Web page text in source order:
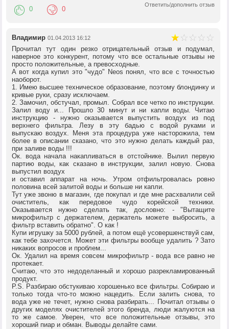
Ответить/дополнить отзыв
0 0
Владимир 01.04.2013 16:12
Прочитал тут один резко отрицательный отзыв и подумал,
наверное это конкурент, потому что все остальные отзывы не
просто положительные, а превосходные.
А вот когда купил это "чудо" Neos понял, что все с точностью
наоборот.
1. Имею высшее техническое образование, поэтому блондинку и
кривые руки, сразу исключаем.
2. Замочил, обстучал, промыл. Собрал все четко по инструкции.
Залил воду и... Прошло 30 минут и ни капли воды. Читаю
инструкцию - нужно оказывается выпустить воздух из под
верхнего фильтра. Лезу в эту бадью с водой руками и
выпускаю воздух. Меня эта процедура уже насторожила, тем
более в описании сказано, что это нужно делать каждый раз,
при заливе воды !!!
Ок. вода начала накапливаться в отстойнике. Вылил первую
партию воды, как сказано в инструкции, залил новую. Снова
выпустил воздух
и оставил аппарат на ночь. Утром отфильтровалась ровно
половина всей залитой воды и больше ни капли.
Тут уже звоню в магазин, где покупал и где мне расхвалили сей
очиститель, как передовое чудо корейской техники.
Оказывается нужно сделать так, дословно: - "Вытащите
микрофильтр с держателем, держатель можете выбросить, а
фильтр вставить обратно". О как !
Купи игрушку за 5000 рублей, а потом ещё усовершенствуй сам,
как тебе захочется. Может эти фильтры вообще удалить ? Зато
никаких вопросов и проблем...
Ок. Удалил на время совсем микрофильтр - вода все равно не
протекает.
Считаю, что это недоделанный и хорошо разрекламированный
продукт.
P.S. Разбираю обстукиваю хорошенько все фильтры. Собираю и
только тогда что-то можно нацедить. Если залить снова, то
вода уже не течет, нужно снова разбирать... Почитал отзывы о
других моделях очистителей этого бренда, люди жалуются на
то же самое. Уверен, что все положительные отзывы, это
хороший пиар и обман. Выводы делайте сами.